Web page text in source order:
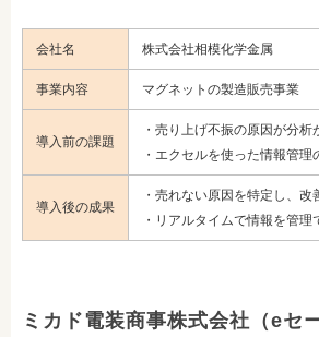
会社名 株式会社相模化学金属
事業内容 マグネットの製造販売事業
導入前の課題
・売り上げ不振の原因が分析
・エクセルを使った情報管
導入後の成果
・売れない原因を特定し、
・リアルタイムで情報を管理
ミカド電装商事株式会社（eセ